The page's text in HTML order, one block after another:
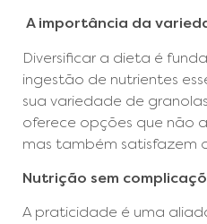
A importância da
Diversificar a dieta é
ingestão de nutrientes
sua variedade de
oferece opções que não
mas também satisfazem
Nutrição sem
A praticidade é uma